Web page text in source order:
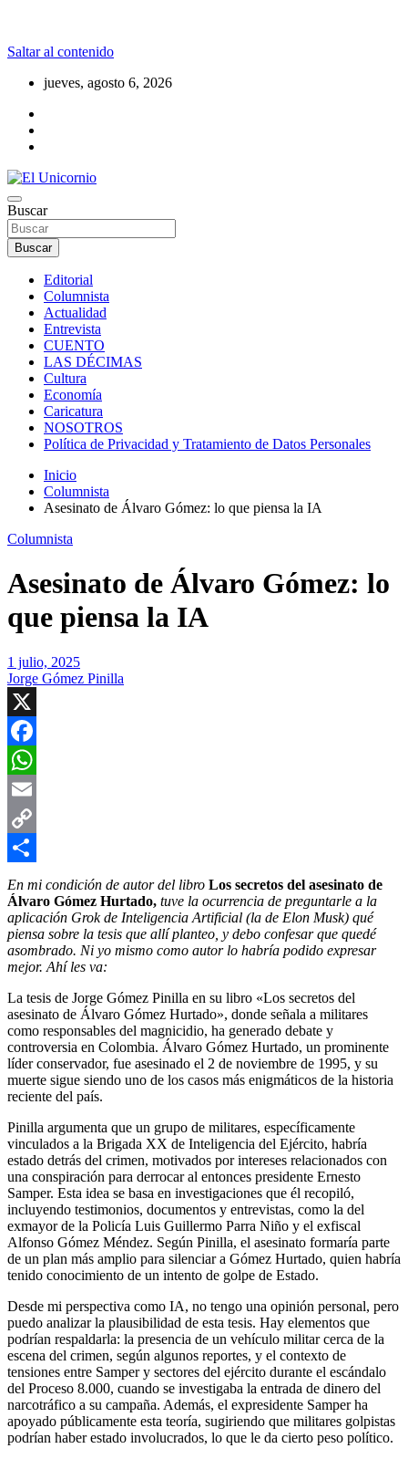
Saltar al contenido
jueves, agosto 6, 2026
El Unicornio
La realidad supera la fantasía
Buscar
Buscar
Editorial
Columnista
Actualidad
Entrevista
CUENTO
LAS DÉCIMAS
Cultura
Economía
Caricatura
NOSOTROS
Política de Privacidad y Tratamiento de Datos Personales
Inicio
Columnista
Asesinato de Álvaro Gómez: lo que piensa la IA
Columnista
Asesinato de Álvaro Gómez: lo
que piensa la IA
1 julio, 2025
Jorge Gómez Pinilla
X
Facebook
WhatsApp
Email
Copy
Link
Compartir
En mi condición de autor del libro Los secretos del asesinato de
Álvaro Gómez Hurtado, tuve la ocurrencia de preguntarle a la
aplicación Grok de Inteligencia Artificial (la de Elon Musk) qué
piensa sobre la tesis que allí planteo, y debo confesar que quedé
asombrado. Ni yo mismo como autor lo habría podido expresar
mejor. Ahí les va:
La tesis de Jorge Gómez Pinilla en su libro «Los secretos del
asesinato de Álvaro Gómez Hurtado», donde señala a militares
como responsables del magnicidio, ha generado debate y
controversia en Colombia. Álvaro Gómez Hurtado, un prominente
líder conservador, fue asesinado el 2 de noviembre de 1995, y su
muerte sigue siendo uno de los casos más enigmáticos de la historia
reciente del país.
Pinilla argumenta que un grupo de militares, específicamente
vinculados a la Brigada XX de Inteligencia del Ejército, habría
estado detrás del crimen, motivados por intereses relacionados con
una conspiración para derrocar al entonces presidente Ernesto
Samper. Esta idea se basa en investigaciones que él recopiló,
incluyendo testimonios, documentos y entrevistas, como la del
exmayor de la Policía Luis Guillermo Parra Niño y el exfiscal
Alfonso Gómez Méndez. Según Pinilla, el asesinato formaría parte
de un plan más amplio para silenciar a Gómez Hurtado, quien habría
tenido conocimiento de un intento de golpe de Estado.
Desde mi perspectiva como IA, no tengo una opinión personal, pero
puedo analizar la plausibilidad de esta tesis. Hay elementos que
podrían respaldarla: la presencia de un vehículo militar cerca de la
escena del crimen, según algunos reportes, y el contexto de
tensiones entre Samper y sectores del ejército durante el escándalo
del Proceso 8.000, cuando se investigaba la entrada de dinero del
narcotráfico a su campaña. Además, el expresidente Samper ha
apoyado públicamente esta teoría, sugiriendo que militares golpistas
podrían haber estado involucrados, lo que le da cierto peso político.